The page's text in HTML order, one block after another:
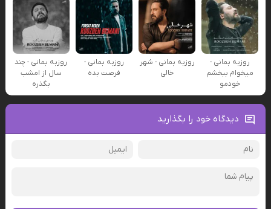
روزبه بمانی -
میخوام ببخشم
خودمو
روزبه بمانی - شهر
خالی
روزبه بمانی -
فرصت بده
روزبه بمانی - چند
سال از امشب
بگذره
دیدگاه خود را بگذارید